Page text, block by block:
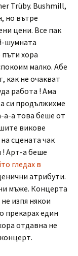
Trüby. Bushmill,
но вътре
цени. Все пак
шумната
хора
малко. Абе
как не очакват
работа ! Ама
си продължихме
а това беше от
викове
сцената чак
! Арт-а беше
гледах в
атрибути.
мъже. Концерта
изпя някои
прекарах един
отдавна не